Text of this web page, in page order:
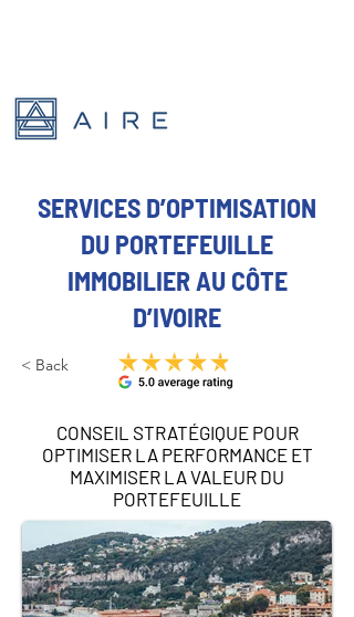
< Back
CONSEIL STRATÉGIQUE POUR
OPTIMISER LA PERFORMANCE ET
MAXIMISER LA VALEUR DU
PORTEFEUILLE
SERVICES D’OPTIMISATION
DU PORTEFEUILLE
IMMOBILIER AU CÔTE
D’IVOIRE